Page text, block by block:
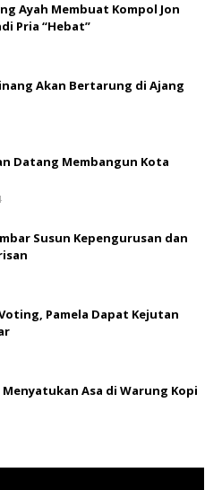
Ayah Membuat Kompol Jon
Pria “Hebat”
Akan Bertarung di Ajang
Datang Membangun Kota
Susun Kepengurusan dan
Pamela Dapat Kejutan
Menyatukan Asa di Warung Kopi